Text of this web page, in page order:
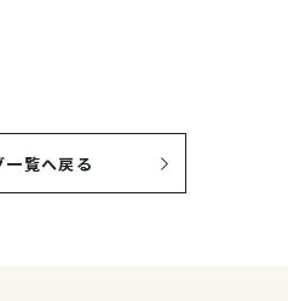
一覧へ戻る